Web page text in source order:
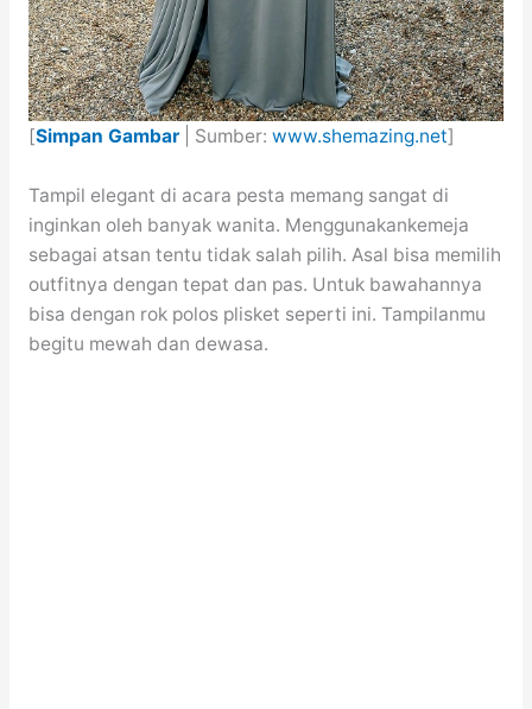
[Simpan Gambar| Sumber: www.shemazing.net]
Tampil elegant di acara pesta memang sangat di
inginkan oleh banyak wanita. Menggunakankemeja
sebagai atsan tentu tidak salah pilih. Asal bisa memilih
outfitnya dengan tepat dan pas. Untuk bawahannya
bisa dengan rok polos plisket seperti ini. Tampilanmu
begitu mewah dan dewasa.